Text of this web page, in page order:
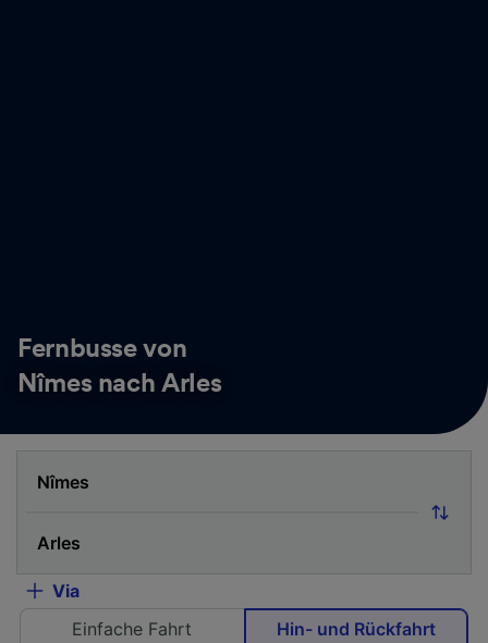
Fernbusse von
Nîmes nach Arles
Via
Einfache Fahrt
Hin- und Rückfahrt